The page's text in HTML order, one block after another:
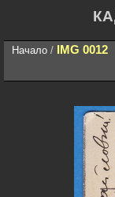
Начало / IMG 0012